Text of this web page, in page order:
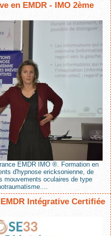
en EMDR - IMO 2ème
EMDR IMO ®. Formation en
d'hypnose ericksonienne, de
mouvements oculaires de type
Intégrative Certifiée